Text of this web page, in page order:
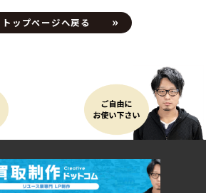
トップページへ戻る